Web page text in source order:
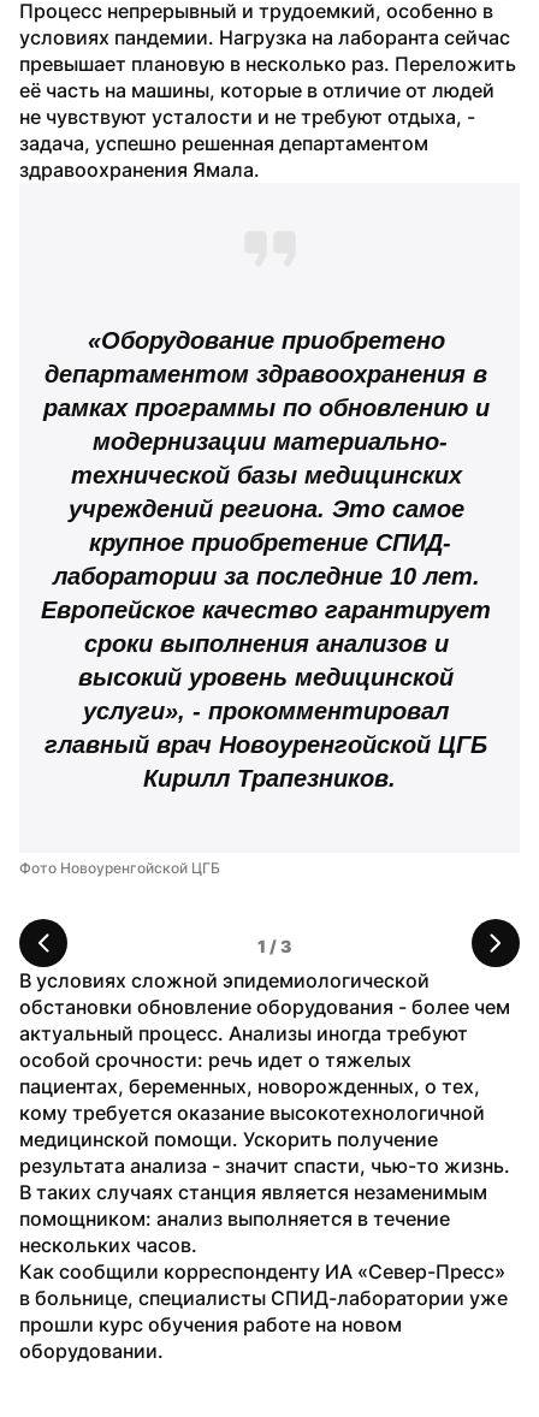
Процесс непрерывный и трудоемкий, особенно в
условиях пандемии. Нагрузка на лаборанта сейчас
превышает плановую в несколько раз. Переложить
её часть на машины, которые в отличие от людей
не чувствуют усталости и не требуют отдыха, -
задача, успешно решенная департаментом
здравоохранения Ямала.
«Оборудование приобретено
департаментом здравоохранения в
рамках программы по обновлению и
модернизации материально-
технической базы медицинских
учреждений региона. Это самое
крупное приобретение СПИД-
лаборатории за последние 10 лет.
Европейское качество гарантирует
сроки выполнения анализов и
высокий уровень медицинской
услуги», - прокомментировал
главный врач Новоуренгойской ЦГБ
Кирилл Трапезников.
1 / 3
Фото Новоуренгойской ЦГБ
В условиях сложной эпидемиологической
обстановки обновление оборудования - более чем
актуальный процесс. Анализы иногда требуют
особой срочности: речь идет о тяжелых
пациентах, беременных, новорожденных, о тех,
кому требуется оказание высокотехнологичной
медицинской помощи. Ускорить получение
результата анализа - значит спасти, чью-то жизнь.
В таких случаях станция является незаменимым
помощником: анализ выполняется в течение
нескольких часов.
Как сообщили корреспонденту ИА «Север-Пресс»
в больнице, специалисты СПИД-лаборатории уже
прошли курс обучения работе на новом
оборудовании.